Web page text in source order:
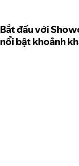
Bắt đầu với
nổi bật khoảnh